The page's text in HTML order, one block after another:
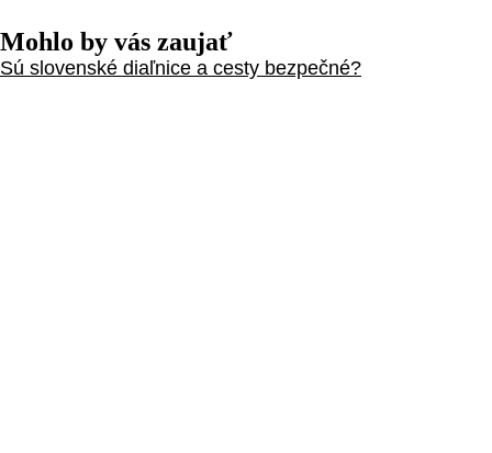
Mohlo by vás zaujať
Sú slovenské diaľnice a cesty bezpečné?